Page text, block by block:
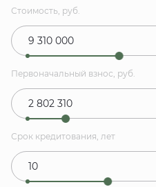
Стоимость, руб.
Первоначальный взнос, руб.
Срок кредитования, лет